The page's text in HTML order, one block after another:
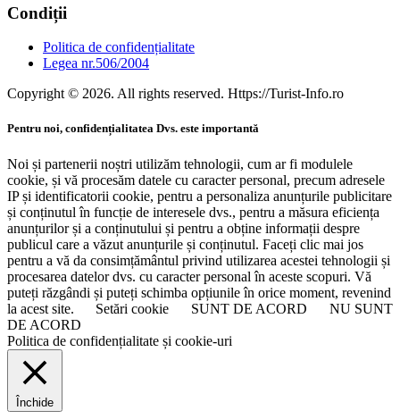
Condiții
Politica de confidențialitate
Legea nr.506/2004
Copyright © 2026. All rights reserved. Https://Turist-Info.ro
Pentru noi, confidențialitatea Dvs. este importantă
Noi și partenerii noștri utilizăm tehnologii, cum ar fi modulele
cookie, și vă procesăm datele cu caracter personal, precum adresele
IP și identificatorii cookie, pentru a personaliza anunțurile publicitare
și conținutul în funcție de interesele dvs., pentru a măsura eficiența
anunțurilor și a conținutului și pentru a obține informații despre
publicul care a văzut anunțurile și conținutul. Faceți clic mai jos
pentru a vă da consimțământul privind utilizarea acestei tehnologii și
procesarea datelor dvs. cu caracter personal în aceste scopuri. Vă
puteți răzgândi și puteți schimba opțiunile în orice moment, revenind
la acest site.
Setări cookie SUNT DE ACORD
NU SUNT
DE ACORD
Politica de confidențialitate și cookie-uri
Închide